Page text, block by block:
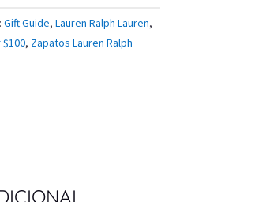
Gift Guide, Lauren Ralph Lauren,
$100, Zapatos Lauren Ralph